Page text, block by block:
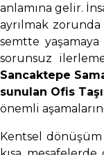
anlamına gelir.
ayrılmak
semtte
sorunsuz
Sancaktepe
sunulan Ofis
önemli
Kentsel dönüşüm